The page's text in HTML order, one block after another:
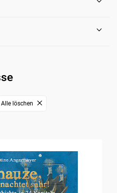
Alle löschen